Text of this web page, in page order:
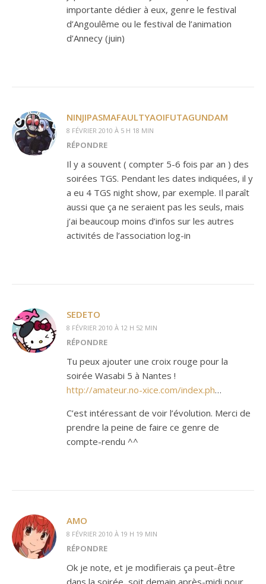
importante dédier à eux, genre le festival
d’Angoulême ou le festival de l’animation
d’Annecy (juin)
NINJIPASMAFAULTYAOIFUTAGUNDAM
8 FÉVRIER 2010 À 5 H 18 MIN
RÉPONDRE
Il y a souvent ( compter 5-6 fois par an ) des
soirées TGS. Pendant les dates indiquées, il y
a eu 4 TGS night show, par exemple. Il paraît
aussi que ça ne seraient pas les seuls, mais
j’ai beaucoup moins d’infos sur les autres
activités de l’association log-in
SEDETO
8 FÉVRIER 2010 À 12 H 52 MIN
RÉPONDRE
Tu peux ajouter une croix rouge pour la
soirée Wasabi 5 à Nantes !
http://amateur.no-xice.com/index.ph…
C’est intéressant de voir l’évolution. Merci de
prendre la peine de faire ce genre de
compte-rendu ^^
AMO
8 FÉVRIER 2010 À 19 H 19 MIN
RÉPONDRE
Ok je note, et je modifierais ça peut-être
dans la soirée, soit demain après-midi pour